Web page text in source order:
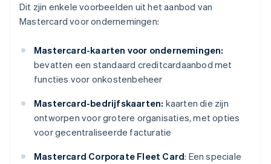
Dit zjin enkele voorbeelden uit het aanbod van
Mastercard voor ondernemingen:
Mastercard-kaarten voor ondernemingen:
bevatten een standaard creditcardaanbod met
functies voor onkostenbeheer
Mastercard-bedrijfskaarten: kaarten die zijn
ontworpen voor grotere organisaties, met opties
voor gecentraliseerde facturatie
Mastercard Corporate Fleet Card: Een speciale